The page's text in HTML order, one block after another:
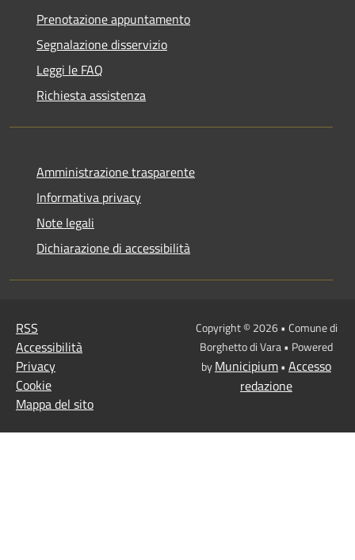
Prenotazione appuntamento
Segnalazione disservizio
Leggi le FAQ
Richiesta assistenza
Amministrazione trasparente
Informativa privacy
Note legali
Dichiarazione di accessibilità
RSS
Accessibilità
Privacy
Cookie
Mappa del sito
Copyright © 2026 • Comune di
Borghetto di Vara • Powered
byMunicipium• Accesso
redazione